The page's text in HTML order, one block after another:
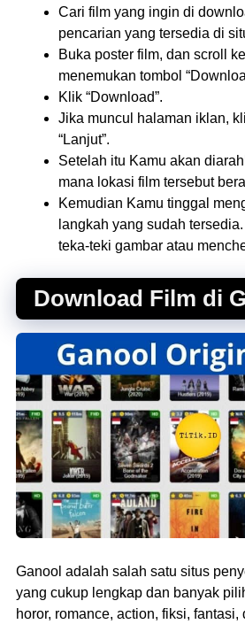
Cari film yang ingin di
pencarian yang tersedia di
Buka poster film, dan scroll
menemukan tombol
Klik “Download”.
Jika muncul halaman iklan,
“Lanjut”.
Setelah itu Kamu akan
mana lokasi film tersebut
Kemudian Kamu tinggal
langkah yang sudah
teka-teki gambar atau
Download Film di
Ganool adalah salah satu situs
yang cukup lengkap dan banyak
horor, romance, action, fiksi,